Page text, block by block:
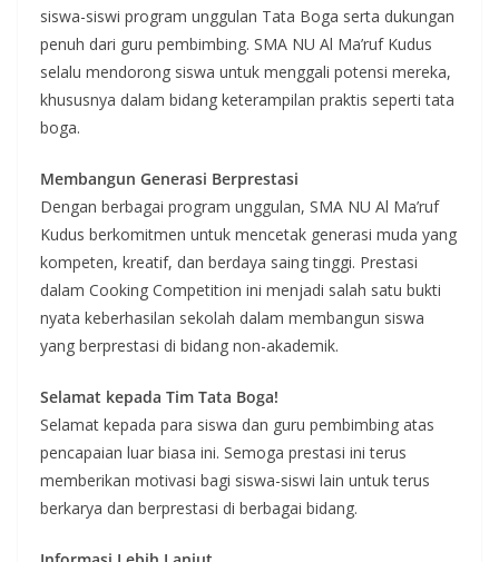
siswa-siswi program unggulan Tata Boga serta dukungan
penuh dari guru pembimbing. SMA NU Al Ma’ruf Kudus
selalu mendorong siswa untuk menggali potensi mereka,
khususnya dalam bidang keterampilan praktis seperti tata
boga.
Membangun Generasi Berprestasi
Dengan berbagai program unggulan, SMA NU Al Ma’ruf
Kudus berkomitmen untuk mencetak generasi muda yang
kompeten, kreatif, dan berdaya saing tinggi. Prestasi
dalam Cooking Competition ini menjadi salah satu bukti
nyata keberhasilan sekolah dalam membangun siswa
yang berprestasi di bidang non-akademik.
Selamat kepada Tim Tata Boga!
Selamat kepada para siswa dan guru pembimbing atas
pencapaian luar biasa ini. Semoga prestasi ini terus
memberikan motivasi bagi siswa-siswi lain untuk terus
berkarya dan berprestasi di berbagai bidang.